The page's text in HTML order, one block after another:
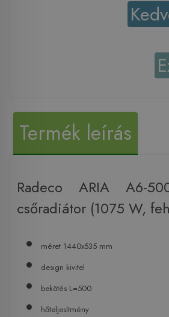
Termék leírás
Radeco ARIA A6-
csőradiátor (1075 W,
méret 1440x535 mm
design kivitel
bekötés L=500
hőteljesítmény